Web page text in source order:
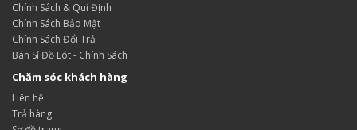
Chính Sách & Qui Định
Chính Sách Bảo Mật
Chính Sách Đổi Trả
Bán Sỉ Đồ Lót - Chính Sách
Chăm sóc khách hàng
Liên hệ
Trả hàng